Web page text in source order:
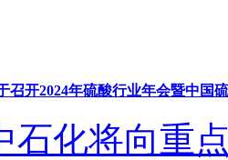
召开2024年硫酸行业年会暨中国
石化将向重